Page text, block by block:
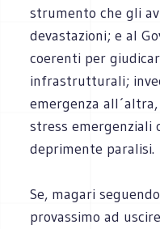
strumento che gli
devastazioni; e al
coerenti per
infrastrutturali;
emergenza
stress emergenziali
deprimente paralisi.
Se, magari
provassimo ad